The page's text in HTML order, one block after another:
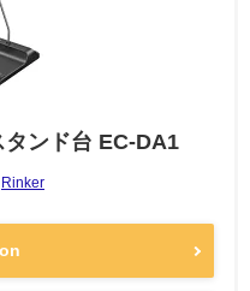
ンド台 EC-DA1
Rinker